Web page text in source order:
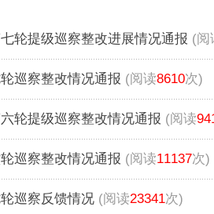
轮提级巡察整改进展情况通报 (阅
巡察整改情况通报 (阅读8610次)
轮提级巡察整改情况通报 (阅读
巡察整改情况通报 (阅读11137次)
巡察反馈情况 (阅读23341次)